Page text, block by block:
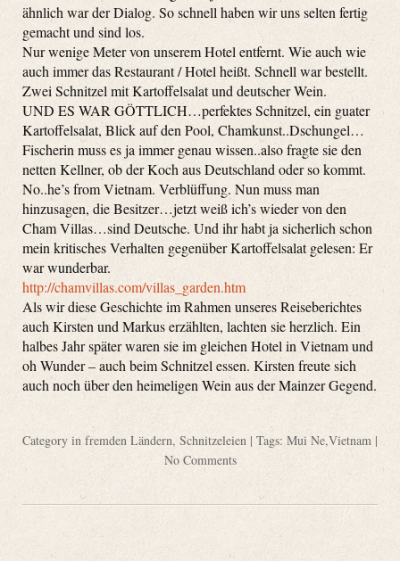
ähnlich war der Dialog. So schnell haben wir uns selten fertig
gemacht und sind los.
Nur wenige Meter von unserem Hotel entfernt. Wie auch wie
auch immer das Restaurant / Hotel heißt. Schnell war bestellt.
Zwei Schnitzel mit Kartoffelsalat und deutscher Wein.
UND ES WAR GÖTTLICH…perfektes Schnitzel, ein guater
Kartoffelsalat, Blick auf den Pool, Chamkunst..Dschungel…
Fischerin muss es ja immer genau wissen..also fragte sie den
netten Kellner, ob der Koch aus Deutschland oder so kommt.
No..he’s from Vietnam. Verblüffung. Nun muss man
hinzusagen, die Besitzer…jetzt weiß ich’s wieder von den
Cham Villas…sind Deutsche. Und ihr habt ja sicherlich schon
mein kritisches Verhalten gegenüber Kartoffelsalat gelesen: Er
war wunderbar.
http://chamvillas.com/villas_garden.htm
Als wir diese Geschichte im Rahmen unseres Reiseberichtes
auch Kirsten und Markus erzählten, lachten sie herzlich. Ein
halbes Jahr später waren sie im gleichen Hotel in Vietnam und
oh Wunder – auch beim Schnitzel essen. Kirsten freute sich
auch noch über den heimeligen Wein aus der Mainzer Gegend.
Category in fremden Ländern, Schnitzeleien | Tags: Mui Ne,Vietnam |
No Comments